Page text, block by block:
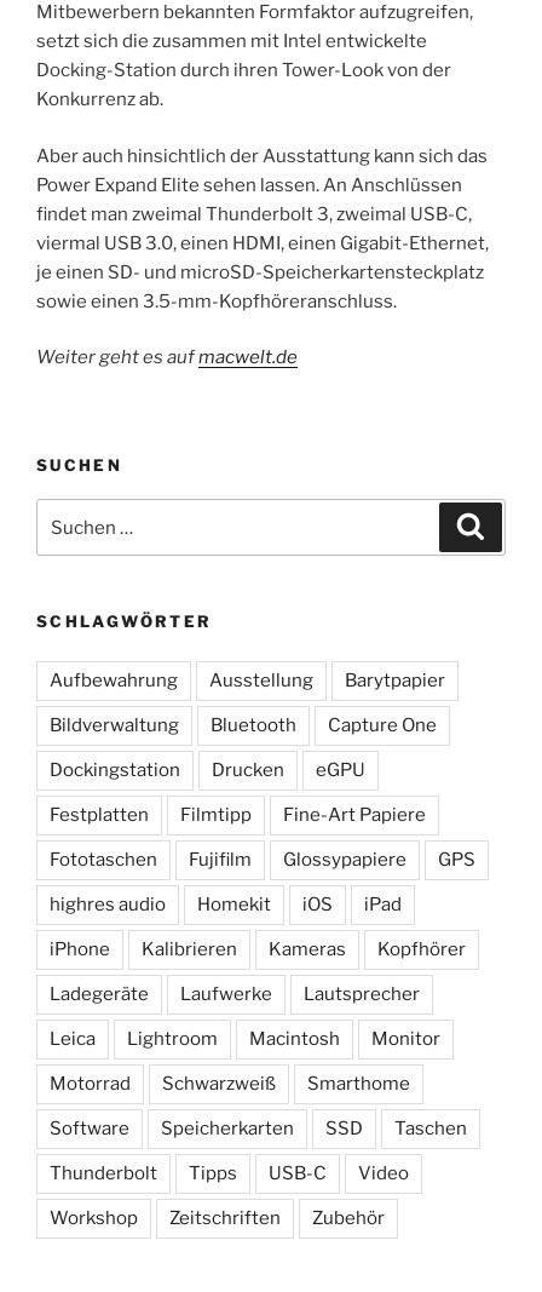
Mitbewerbern bekannten Formfaktor aufzugreifen,
setzt sich die zusammen mit Intel entwickelte
Docking-Station durch ihren Tower-Look von der
Konkurrenz ab.
Aber auch hinsichtlich der Ausstattung kann sich das
Power Expand Elite sehen lassen. An Anschlüssen
findet man zweimal Thunderbolt 3, zweimal USB-C,
viermal USB 3.0, einen HDMI, einen Gigabit-Ethernet,
je einen SD- und microSD-Speicherkartensteckplatz
sowie einen 3.5-mm-Kopfhöreranschluss.
Weiter geht es aufmacwelt.de
SUCHEN
nach:
SCHLAGWÖRTER
Aufbewahrung Ausstellung Barytpapier
Bildverwaltung Bluetooth Capture One
Dockingstation Drucken eGPU
Festplatten Filmtipp Fine-Art Papiere
Fototaschen Fujifilm Glossypapiere GPS
highres audio Homekit iOS iPad
iPhone Kalibrieren Kameras Kopfhörer
Ladegeräte Laufwerke Lautsprecher
Leica Lightroom Macintosh Monitor
Motorrad Schwarzweiß Smarthome
Software Speicherkarten SSD Taschen
Thunderbolt Tipps USB-C Video
Workshop Zeitschriften Zubehör